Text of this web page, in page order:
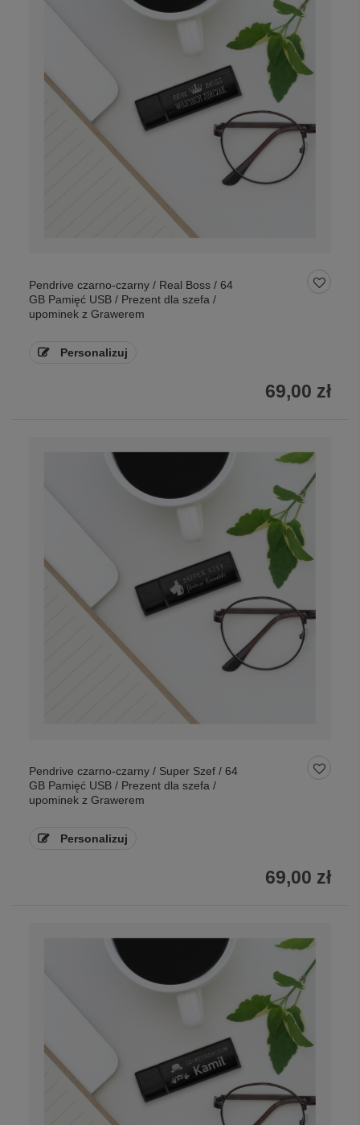
Pendrive czarno-czarny / Real Boss / 64
GB Pamięć USB / Prezent dla szefa /
upominek z Grawerem
Personalizuj
69,00 zł
Pendrive czarno-czarny / Super Szef / 64
GB Pamięć USB / Prezent dla szefa /
upominek z Grawerem
Personalizuj
69,00 zł